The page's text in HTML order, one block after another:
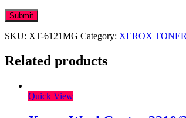
SKU: XT-6121MG Category: XEROX
Related products
Quick View